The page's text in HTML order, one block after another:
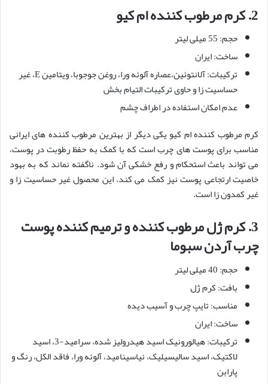
2. کرم مرطوب کننده ام کیو
حجم: 55 میلی لیتر
ساخت: ایران
ترکیبات: آلانتوئین،عصاره آلوئه ورا، روغن جوجوبا، ویتامین E، غیر
حساسیت زا و حاوی ترکیبات التیام بخش
عدم امکان استفاده در اطراف چشم
کرم مرطوب کننده ام کیو یکی دیگر از بهترین مرطوب کننده های ایرانی
مناسب برای پوست های چرب است که با کمک به حفظ رطوبت در پوست،
می تواند باعث استحکام و رفع خشکی آن شود. ناگفته نماند که به بهود
خاصیت ارتجاعی پوست نیز کمک می کند. این محصول غیر حساسیت زا و
غیر کمدون زا است.
3. کرم ژل مرطوب کننده و ترمیم کننده پوست
چرب آردن سبوما
حجم: 40 میلی لیتر
بافت: کرم ژل
مناسب: تایپ چرب و آسیب دیده
ساخت: ایران
ترکیبات: هیالورونیک اسید هیدرولیز شده، سرامید-3، اسید
لاکتیک، اسید سالیسیلیک، نیاسینامید، آلوئه ورا، فاقد الکل، رنگ و
پارابن